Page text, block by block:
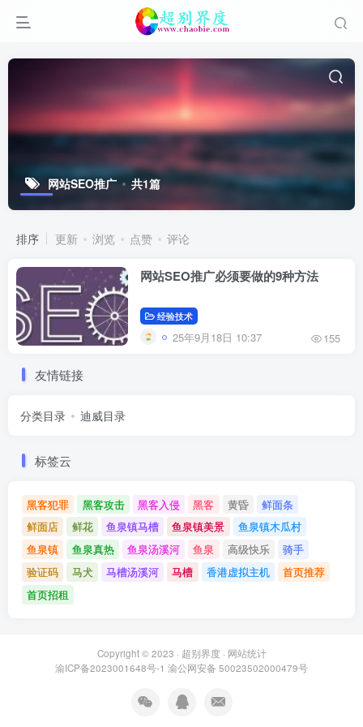
网站SEO推广 共1篇
排序 更新 浏览 点赞 评论
网站SEO推广必须要做的9种方法
经验技术
25年9月18日 10:37 155
友情链接
分类目录 迪威目录
标签云
黑客犯罪 黑客攻击 黑客入侵 黑客 黄昏
鲜面条
鲜面店
鲜花 鱼泉镇马槽 鱼泉镇美景
鱼泉镇木瓜村
鱼泉镇
鱼泉真热 鱼泉汤溪河 鱼泉 高级快乐
骑手
验证码
马犬 马槽汤溪河 马槽 香港虚拟主机
首页推荐
首页招租
Copyright © 2023 · 超别界度· 网站统计
渝ICP备2023001648号-1 渝公网安备 50023502000479号